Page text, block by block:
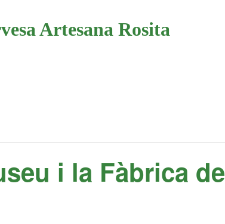
Artesana Rosita
i la Fàbrica de